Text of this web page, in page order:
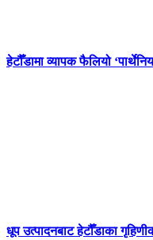
हेटौँडामा व्यापक फैलियो
धूप उत्पादनबाट हेटौँडाका